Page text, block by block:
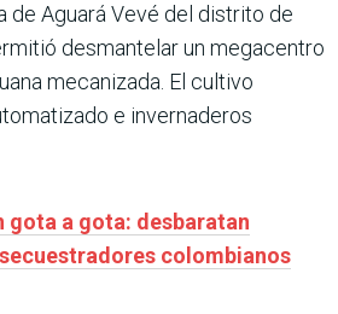
de Aguará Vevé del distrito de
desmantelar un megacentro
mecanizada. El cultivo
e invernaderos
gota a gota: desbaratan
colombianos